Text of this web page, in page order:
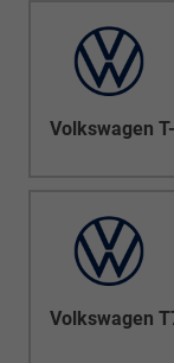
Volkswagen
Volkswagen